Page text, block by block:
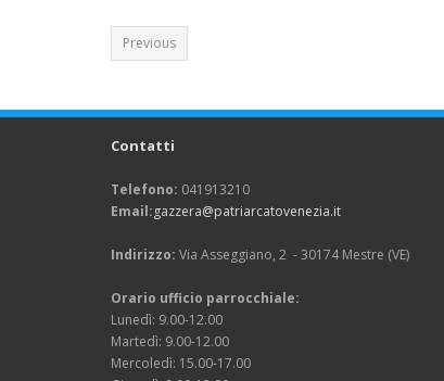
Previous
Contatti
Telefono: 041913210
Email:gazzera@patriarcatovenezia.it
Indirizzo: Via Asseggiano, 2 - 30174 Mestre (VE)
Orario ufficio parrocchiale:
Lunedì: 9.00-12.00
Martedì: 9.00-12.00
Mercoledì: 15.00-17.00